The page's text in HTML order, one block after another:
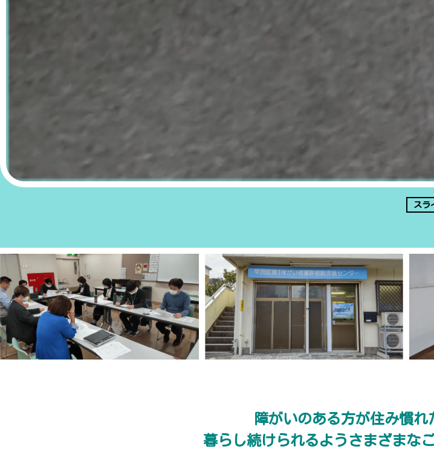
スラ
障がいのある方が住み慣
暮らし続けられるようさまざまな